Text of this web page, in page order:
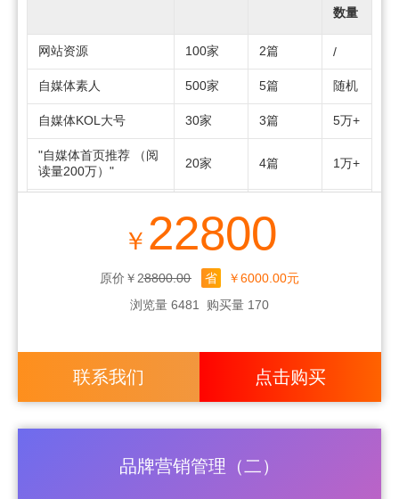
数量
网站资源 100家 2篇 /
自媒体素人 500家 5篇 随机
自媒体KOL大号 30家 3篇 5万+
"自媒体首页推荐 （阅
读量200万）"
20家 4篇 1万+
小红书KOL+话题 30家 30篇
一问一
答/100组
100组
论坛贴吧 1篇
级版）
￥ 22800
原价￥28800.00 省
￥6000.00元
浏览量 6481
购买量 170
联系我们 点击购买
品牌营销管理（二）